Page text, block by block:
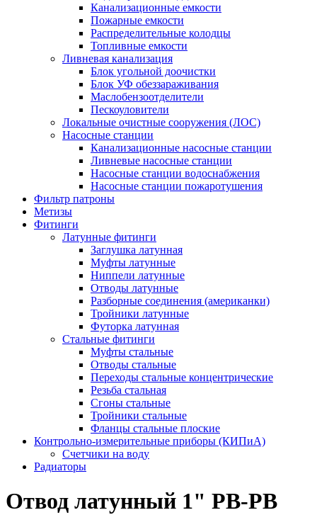
Канализационные емкости
Пожарные емкости
Распределительные колодцы
Топливные емкости
Ливневая канализация
Блок угольной доочистки
Блок УФ обеззараживания
Маслобензоотделители
Пескоуловители
Локальные очистные сооружения (ЛОС)
Насосные станции
Канализационные насосные станции
Ливневые насосные станции
Насосные станции водоснабжения
Насосные станции пожаротушения
Фильтр патроны
Метизы
Фитинги
Латунные фитинги
Заглушка латунная
Муфты латунные
Ниппели латунные
Отводы латунные
Разборные соединения (американки)
Тройники латунные
Футорка латунная
Стальные фитинги
Муфты стальные
Отводы стальные
Переходы стальные концентрические
Резьба стальная
Сгоны стальные
Тройники стальные
Фланцы стальные плоские
Контрольно-измерительные приборы (КИПиА)
Счетчики на воду
Радиаторы
Отвод латунный 1" РВ-РВ